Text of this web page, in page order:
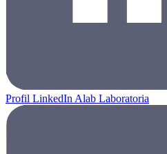
Profil LinkedIn Alab Laboratoria